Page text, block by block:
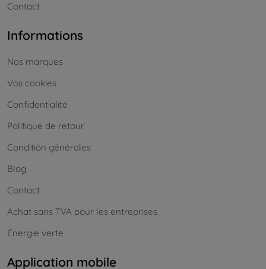
Contact
Informations
Nos marques
Vos cookies
Confidentialité
Politique de retour
Conditión générales
Blog
Contact
Achat sans TVA pour les entreprises
Énergie verte
Application mobile